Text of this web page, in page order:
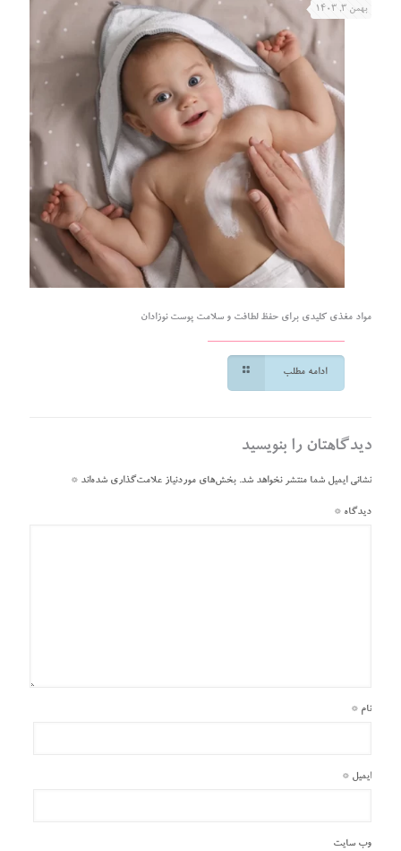
بهمن ۳, ۱۴۰۳
مواد مغذی کلیدی برای حفظ لطافت و سلامت پوست نوزادان
ادامه مطلب
دیدگاهتان را بنویسید
نشانی ایمیل شما منتشر نخواهد شد. بخش‌های موردنیاز علامت‌گذاری شده‌اند *
دیدگاه *
نام *
ایمیل *
وب‌ سایت